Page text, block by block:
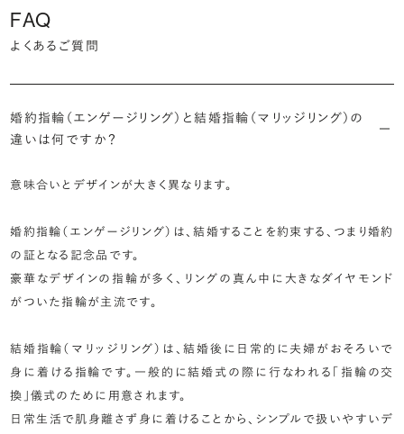
FAQ
よくあるご質問
婚約指輪（エンゲージリング）と結婚指輪（マリッジリング）の
違いは何ですか？
意味合いとデザインが大きく異なります。
婚約指輪（エンゲージリング）は、結婚することを約束する、つまり婚約
の証となる記念品です。
豪華なデザインの指輪が多く、リングの真ん中に大きなダイヤモンド
がついた指輪が主流です。
結婚指輪（マリッジリング）は、結婚後に日常的に夫婦がおそろいで
身に着ける指輪です。一般的に結婚式の際に行なわれる「指輪の交
換」儀式のために用意されます。
日常生活で肌身離さず身に着けることから、シンプルで扱いやすいデ